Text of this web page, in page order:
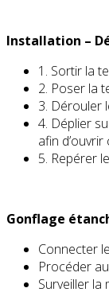
Installation –
1. Sortir la
2. Poser la
3. Dérouler
4. Déplier
afin
5. Repérer
Gonflage
Connecter
Procéder
Surveiller